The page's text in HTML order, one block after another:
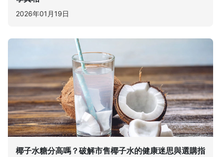
2026年01月19日
椰子水糖分高嗎？破解市售椰子水的健康迷思與選購指